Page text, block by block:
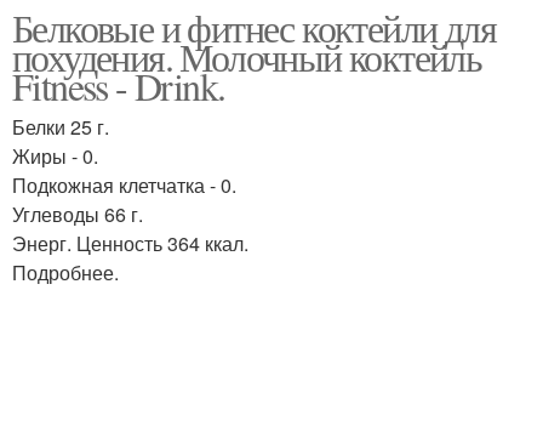
Коктейли из аптеки Белковый коктейль
Коктейль для
похудения
Белковые и фитнес коктейли для
похудения. Молочный коктейль
Fitness - Drink.
Белки 25 г.
Жиры - 0.
Подкожная клетчатка - 0.
Углеводы 66 г.
Энерг. Ценность 364 ккал.
Подробнее.